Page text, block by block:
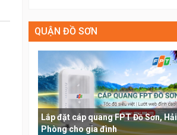
QUẬN ĐỒ SƠN
Lắp đặt cáp quang FPT Đồ Sơn, Hải
Phòng cho gia đình